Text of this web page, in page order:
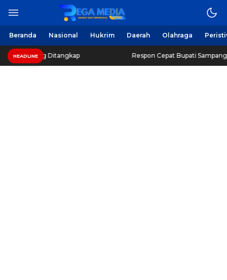
Beranda Nasional Hukrim Daerah Olahraga
HEADLINE
Ditangkap Respon Cepat Bupati Sampang, Beri